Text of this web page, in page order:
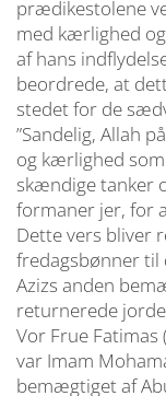
prædikestolene
med kærlighed
af hans
beordrede, at
stedet for de
”Sandelig, Allah
og kærlighed
skændige tanker
formaner jer, for
Dette vers bliver
fredagsbønner til
Azizs anden
returnerede
Vor Frue
var Imam
bemægtiget af